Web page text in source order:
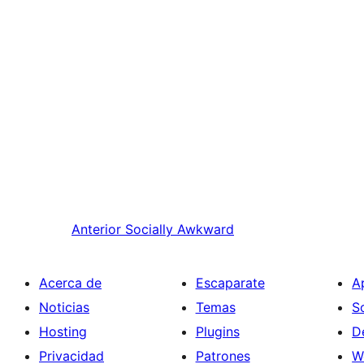
Anterior Socially Awkward
Acerca de
Noticias
Hosting
Privacidad
Escaparate
Temas
Plugins
Patrones